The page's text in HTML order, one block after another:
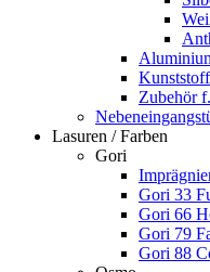
Zubehör
Lasuren / Farben
Gori
Gori 33
Gori 66
Gori 79
Gori 88